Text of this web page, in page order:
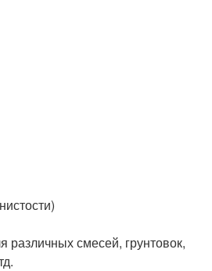
смесей, грунтовок,